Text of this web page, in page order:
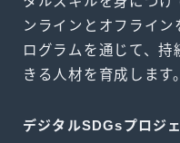
ンラインとオフライ
ログラムを通じて、持
きる人材を育成します。
デジタルSDGsプロジ